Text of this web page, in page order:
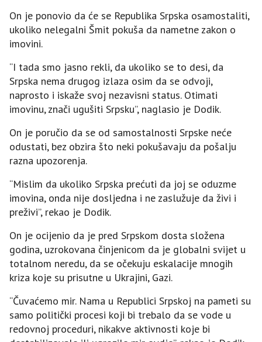
On je ponovio da će se Republika Srpska osamostaliti,
ukoliko nelegalni Šmit pokuša da nametne zakon o
imovini.
“I tada smo jasno rekli, da ukoliko se to desi, da
Srpska nema drugog izlaza osim da se odvoji,
naprosto i iskaže svoj nezavisni status. Otimati
imovinu, znači ugušiti Srpsku”, naglasio je Dodik.
On je poručio da se od samostalnosti Srpske neće
odustati, bez obzira što neki pokušavaju da pošalju
razna upozorenja.
“Mislim da ukoliko Srpska prećuti da joj se oduzme
imovina, onda nije dosljedna i ne zaslužuje da živi i
preživi”, rekao je Dodik.
On je ocijenio da je pred Srpskom dosta složena
godina, uzrokovana činjenicom da je globalni svijet u
totalnom neredu, da se očekuju eskalacije mnogih
kriza koje su prisutne u Ukrajini, Gazi.
“Čuvaćemo mir. Nama u Republici Srpskoj na pameti su
samo politički procesi koji bi trebalo da se vode u
redovnoj proceduri, nikakve aktivnosti koje bi